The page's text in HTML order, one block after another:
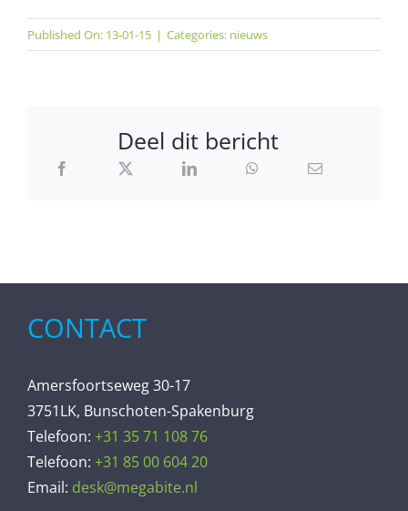
Published On: 13-01-15 | Categories: nieuws
Deel dit bericht
CONTACT
Amersfoortseweg 30-17
3751LK, Bunschoten-Spakenburg
Telefoon: +31 35 71 108 76
Telefoon: +31 85 00 604 20
Email: desk@megabite.nl